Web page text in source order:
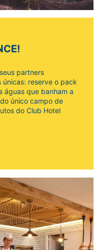
partners
reserve o pack
águas que banham a
único campo de
do Club Hotel